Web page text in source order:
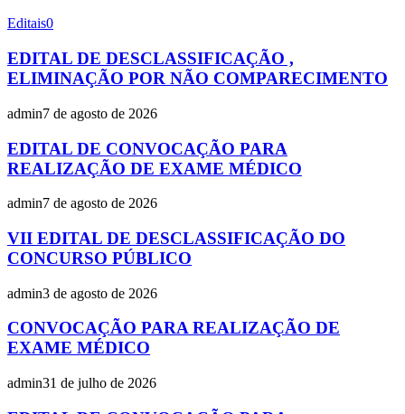
Editais0
EDITAL DE DESCLASSIFICAÇÃO ,
ELIMINAÇÃO POR NÃO COMPARECIMENTO
admin7 de agosto de 2026
EDITAL DE CONVOCAÇÃO PARA
REALIZAÇÃO DE EXAME MÉDICO
admin7 de agosto de 2026
VII EDITAL DE DESCLASSIFICAÇÃO DO
CONCURSO PÚBLICO
admin3 de agosto de 2026
CONVOCAÇÃO PARA REALIZAÇÃO DE
EXAME MÉDICO
admin31 de julho de 2026